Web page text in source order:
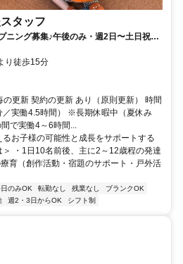
タッフ
ニング募集♪午後のみ・週2日〜土日祝休
り徒歩15分
更新 契約の更新 あり（原則更新） 時間
実働4.5時間） ※長期休暇中（夏休み
で実働4～6時間...
お子様の可能性と成長をサポートする
・1日10名前後、主に2～12歳程の発達
育（創作活動・宿題のサポート・戸外活
のみOK 転勤なし 残業なし
ブランクOK
週2・3日からOK シフト制